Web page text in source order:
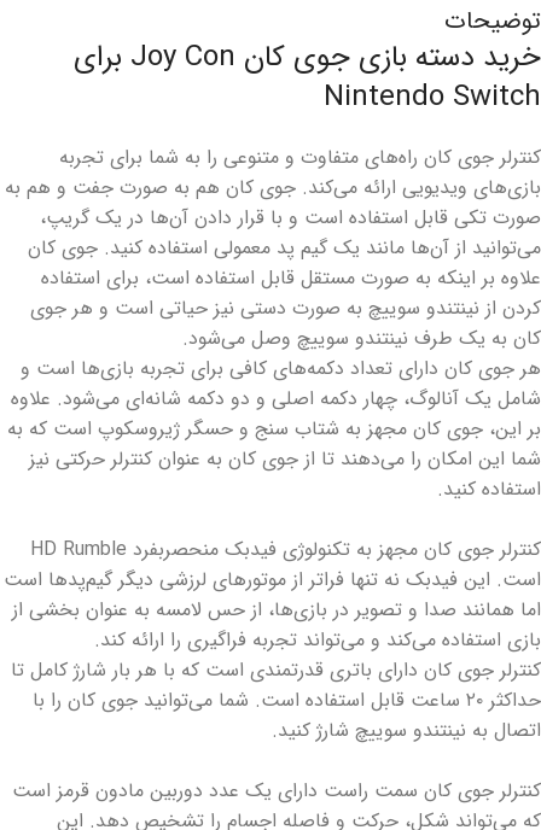
توضیحات
خرید دسته بازی جوی کان Joy Con برای
Nintendo Switch
کنترلر جوی کان راه‌های متفاوت و متنوعی را به شما برای تجربه
بازی‌های ویدیویی ارائه می‌کند. جوی کان هم به صورت جفت و هم به
صورت تکی قابل استفاده است و با قرار دادن آن‌ها در یک گریپ،
می‌توانید از آن‌ها مانند یک گیم پد معمولی استفاده کنید. جوی کان
علاوه بر اینکه به صورت مستقل قابل استفاده است، برای استفاده
کردن از نینتندو سوییچ به صورت دستی نیز حیاتی است و هر جوی
کان به یک طرف نینتندو سوییچ وصل می‌شود.
هر جوی کان دارای تعداد دکمه‌های کافی برای تجربه بازی‌ها است و
شامل یک آنالوگ، چهار دکمه اصلی و دو دکمه شانه‌ای می‌شود. علاوه
بر این، جوی کان مجهز به شتاب سنج و حسگر ژیروسکوپ است که به
شما این امکان را می‌دهند تا از جوی کان به عنوان کنترلر حرکتی نیز
استفاده کنید.
کنترلر جوی کان مجهز به تکنولوژی فیدبک منحصربفرد HD Rumble
است. این فیدبک نه تنها فراتر از موتورهای لرزشی دیگر گیم‌پدها است
اما همانند صدا و تصویر در بازی‌ها، از حس لامسه به عنوان بخشی از
بازی استفاده می‌کند و می‌تواند تجربه فراگیری را ارائه کند.
کنترلر جوی کان دارای باتری قدرتمندی است که با هر بار شارژ کامل تا
حداکثر ۲۰ ساعت قابل استفاده است. شما می‌توانید جوی کان را با
اتصال به نینتندو سوییچ شارژ کنید.
کنترلر جوی کان سمت راست دارای یک عدد دوربین مادون قرمز است
که می‌تواند شکل، حرکت و فاصله اجسام را تشخیص دهد. این